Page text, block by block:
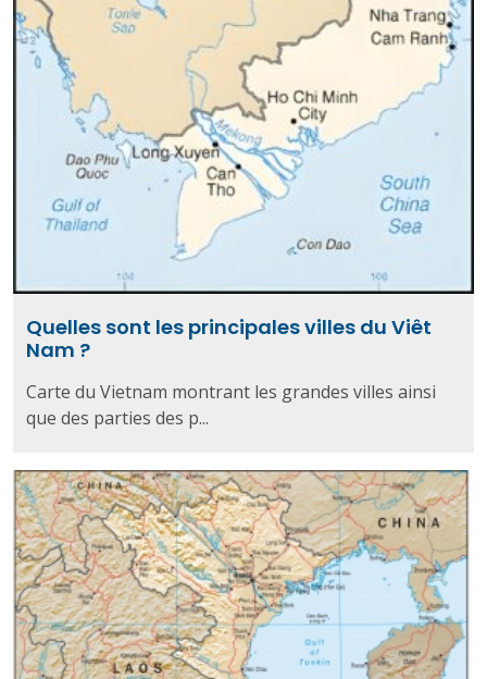
Quelles sont les principales villes du Viêt
Nam ?
Carte du Vietnam montrant les grandes villes ainsi
que des parties des p...